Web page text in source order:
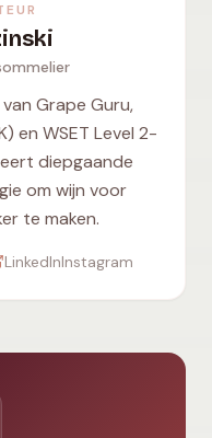
Grape Guru,
en WSET Level 2-
diepgaande
om wijn voor
te maken.
LinkedInInstagram